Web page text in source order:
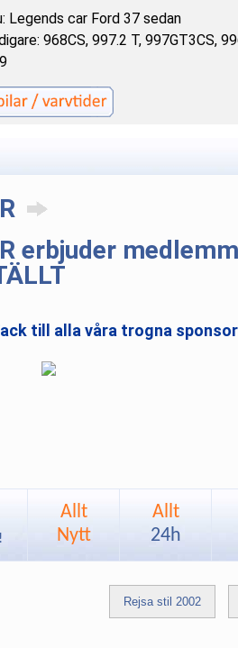
Legends car Ford 37 sedan
968CS, 997.2 T, 997GT3CS,
erbjuder
till alla våra trogna
Allt
Nytt
Allt
24h
Rejsa stil 2002